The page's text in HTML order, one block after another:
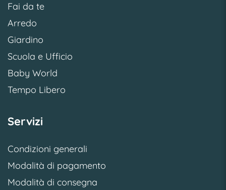
Fai da te
Arredo
Giardino
Scuola e Ufficio
Baby World
Tempo Libero
Servizi
Condizioni generali
Modalità di pagamento
Modalità di consegna